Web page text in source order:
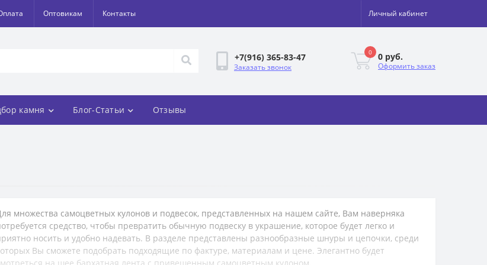
Оптовикам Контакты Личный кабинет
+7(916) 365-83-47
Заказать звонок
0 0 руб.
Оформить заказ
камня Блог-Статьи Отзывы
множества самоцветных кулонов и подвесок, представленных на нашем сайте, Вам наверняка
средство, чтобы превратить обычную подвеску в украшение, которое будет легко и
носить и удобно надевать. В разделе представлены разнообразные шнуры и цепочки, среди
Вы сможете подобрать подходящие по фактуре, материалам и цене. Элегантно будет
на шее бархатная лента с привешенным самоцветным кулоном.